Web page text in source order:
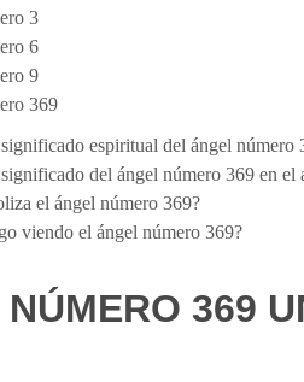
3
6
9
369
espiritual del ángel número
del ángel número 369 en el
el ángel número 369?
viendo el ángel número 369?
369